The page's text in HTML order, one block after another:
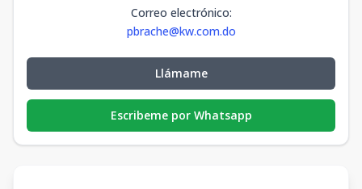
Correo electrónico:
pbrache@kw.com.do
Llámame
Escribeme por Whatsapp